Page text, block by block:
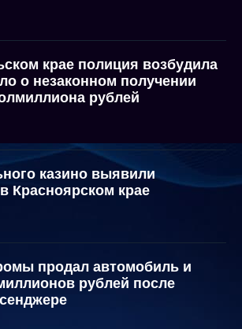
крае полиция возбудила
о незаконном получении
рублей
казино выявили
Красноярском крае
продал автомобиль и
рублей после